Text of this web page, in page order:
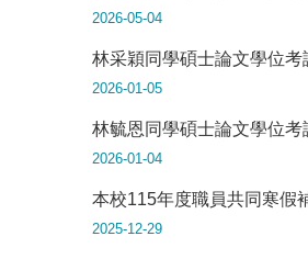
2026-05-04
林采穎同學碩士論文學位考
2026-01-05
林毓恩同學碩士論文學位考
2026-01-04
本校115年度職員共同寒假
2025-12-29